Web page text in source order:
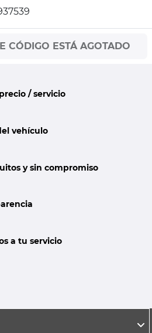
CÓDIGO ESTÁ AGOTADO
/ servicio
vehículo
y sin compromiso
a tu servicio